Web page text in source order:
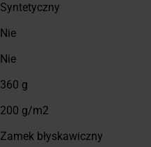
Syntetyczny
Nie
Nie
360 g
200 g/m2
Zamek błyskawiczny